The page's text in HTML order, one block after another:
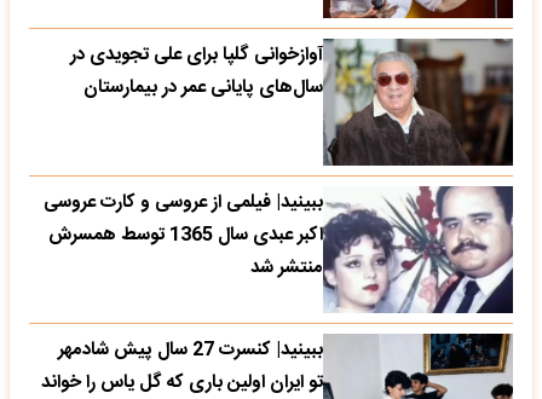
آوازخوانی گلپا برای علی تجویدی در
سال‌های پایانی عمر در بیمارستان
ببینید| فیلمی از عروسی و کارت عروسی
اکبر عبدی سال 1365 توسط همسرش
منتشر شد
ببینید| کنسرت 27 سال پیش شادمهر
تو ایران اولین باری که گل یاس را خواند